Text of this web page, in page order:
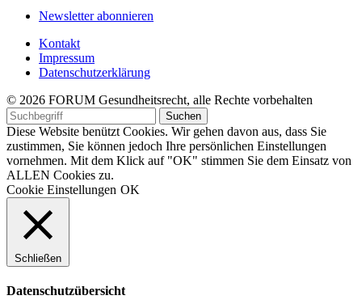
Newsletter abonnieren
Kontakt
Impressum
Datenschutzerklärung
© 2026 FORUM Gesundheitsrecht, alle Rechte vorbehalten
Diese Website benützt Cookies. Wir gehen davon aus, dass Sie
zustimmen, Sie können jedoch Ihre persönlichen Einstellungen
vornehmen. Mit dem Klick auf "OK" stimmen Sie dem Einsatz von
ALLEN Cookies zu.
Cookie Einstellungen OK
Schließen
Datenschutzübersicht